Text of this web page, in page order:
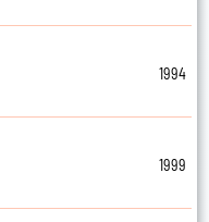
1994
1999